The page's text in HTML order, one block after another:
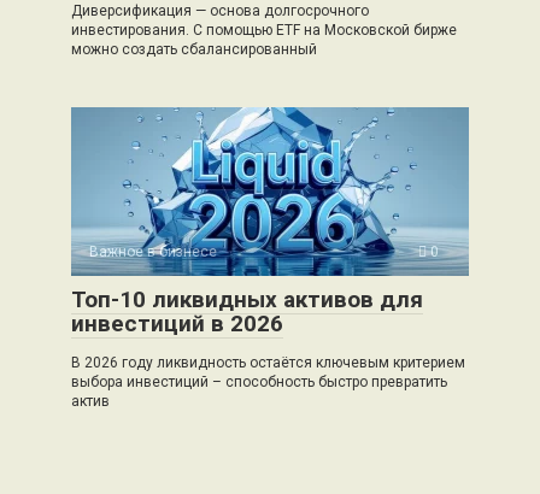
Диверсификация — основа долгосрочного
инвестирования. С помощью ETF на Московской бирже
можно создать сбалансированный
Важное в бизнесе 0
Топ-10 ликвидных активов для
инвестиций в 2026
В 2026 году ликвидность остаётся ключевым критерием
выбора инвестиций – способность быстро превратить
актив